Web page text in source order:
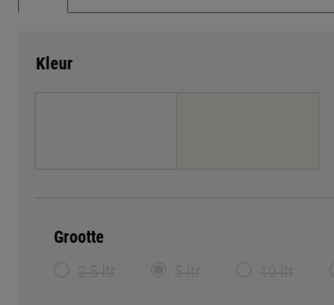
Kleur
Grootte